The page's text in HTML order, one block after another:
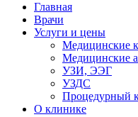
Главная
Врачи
Услуги и цены
Медицинские
Медицинские
УЗИ, ЭЭГ
УЗДС
Процедурный
О клинике